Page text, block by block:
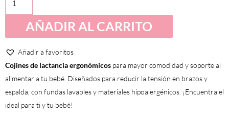
cantidad
AÑADIR AL CARRITO
Añadir a favoritos
Cojines de lactancia ergonómicos para mayor comodidad y soporte al
alimentar a tu bebé. Diseñados para reducir la tensión en brazos y
espalda, con fundas lavables y materiales hipoalergénicos. ¡Encuentra el
ideal para ti y tu bebé!